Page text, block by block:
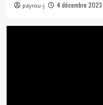
payrou-j 4 décembre 2023